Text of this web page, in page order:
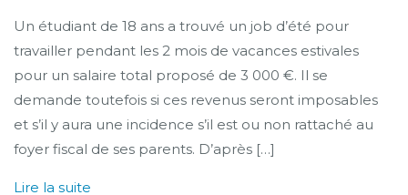
Un étudiant de 18 ans a trouvé un job d’été pour
travailler pendant les 2 mois de vacances estivales
pour un salaire total proposé de 3 000 €. Il se
demande toutefois si ces revenus seront imposables
et s’il y aura une incidence s’il est ou non rattaché au
foyer fiscal de ses parents. D’après […]
Lire la suite